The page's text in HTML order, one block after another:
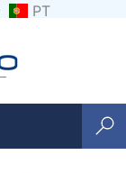
PT